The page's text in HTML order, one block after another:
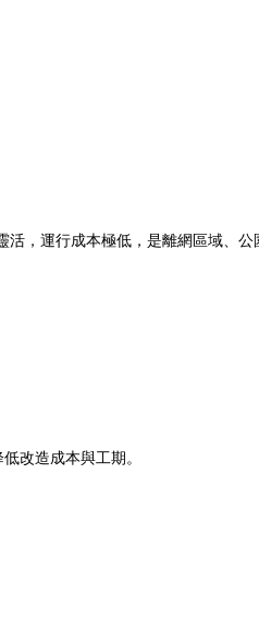
，運行成本極低，是離網區域、
造成本與工期。